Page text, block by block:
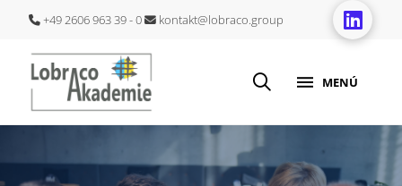
+49 2606 963 39 - 0 kontakt@lobraco.group
MENÚ